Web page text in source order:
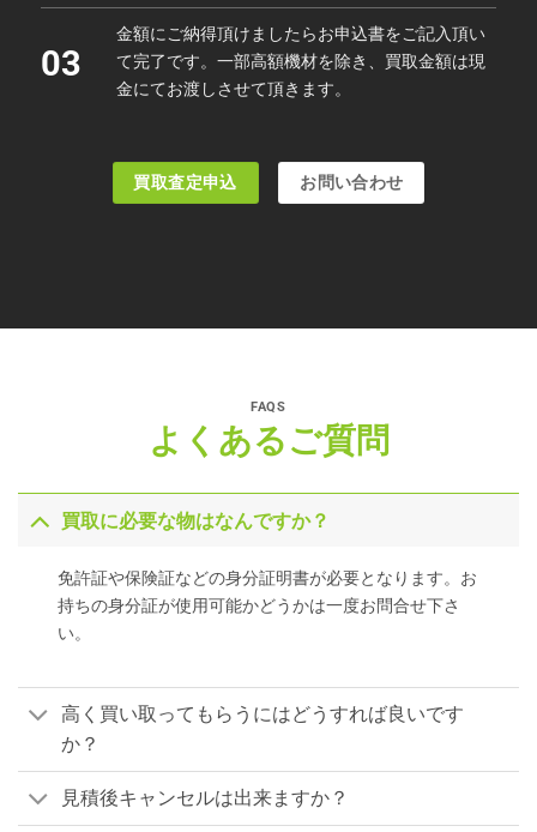
03
金額にご納得頂けましたらお申込書をご記入頂い
て完了です。一部高額機材を除き、買取金額は現
金にてお渡しさせて頂きます。
買取査定申込 お問い合わせ
FAQS
よくあるご質問
買取に必要な物はなんですか？
免許証や保険証などの身分証明書が必要となります。お
持ちの身分証が使用可能かどうかは一度お問合せ下さ
い。
高く買い取ってもらうにはどうすれば良いです
か？
見積後キャンセルは出来ますか？